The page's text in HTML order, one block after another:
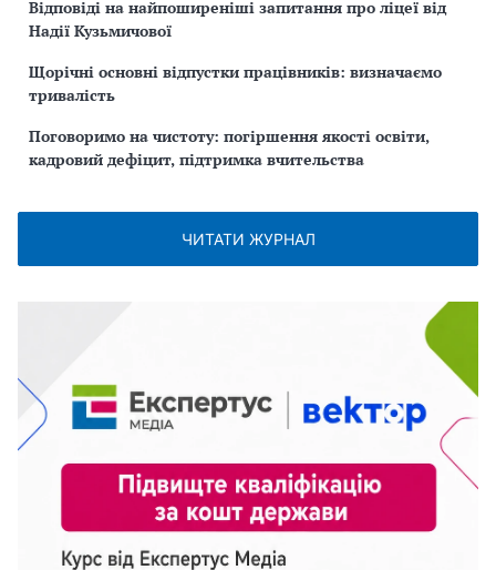
Відповіді на найпоширеніші запитання про ліцеї від
Надії Кузьмичової
Щорічні основні відпустки працівників: визначаємо
тривалість
Поговоримо на чистоту: погіршення якості освіти,
кадровий дефіцит, підтримка вчительства
ЧИТАТИ ЖУРНАЛ